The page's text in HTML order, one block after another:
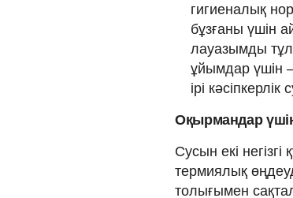
гигиеналық
бұзғаны үшін
лауазымды
ұйымдар үшін –
ірі
Оқырмандар
Сусын екі
термиялық
толығымен